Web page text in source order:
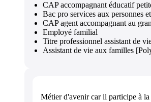
CAP accompagnant éducatif
Bac pro services aux personnes
CAP agent accompagnant au
Employé familial
Titre professionnel assistant de
Assistant de vie aux familles
Métier d'avenircar il participe à la